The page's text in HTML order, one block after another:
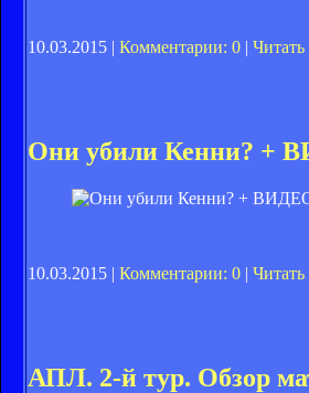
10.03.2015 | Комментарии: 0 |
Они убили Кенни? +
10.03.2015 | Комментарии: 0 |
АПЛ. 2-й тур. Обзор